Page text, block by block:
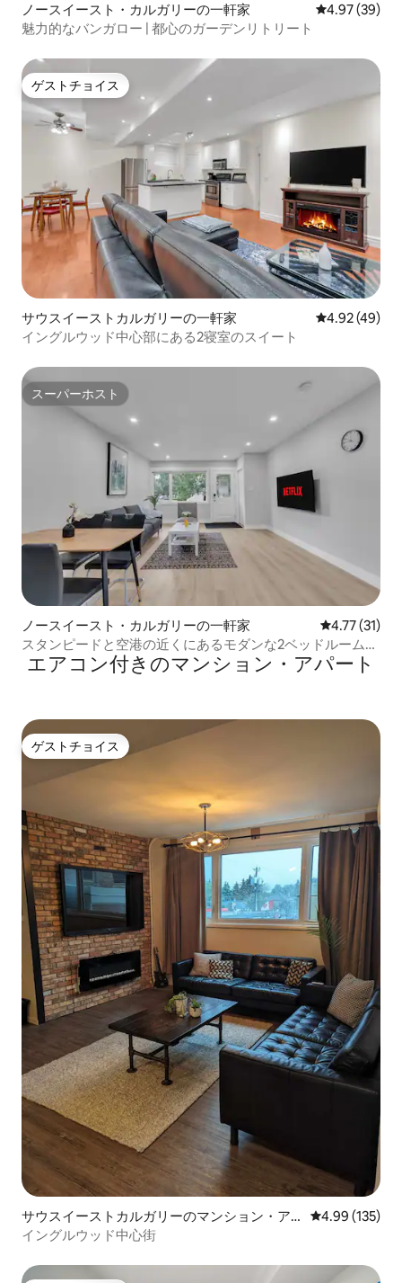
ノースイースト・カルガリーの一軒家 レビュー39
4.97 (39)
魅力的なバンガロー | 都心のガーデンリトリート
ゲストチョイス
ゲストチョイス
サウスイーストカルガリーの一軒家 レビュー49
4.92 (49)
イングルウッド中心部にある2寝室のスイート
スーパーホスト
スーパーホスト
ノースイースト・カルガリーの一軒家 レビュー31
4.77 (31)
スタンピードと空港の近くにあるモダンな2ベッドルームの
メイランドハイツ
エアコン付きのマンション・アパート
ゲストチョイス
ゲストチョイス
サウスイーストカルガリーのマンション・ア
パート
レビュー135
4.99 (135)
イングルウッド中心街